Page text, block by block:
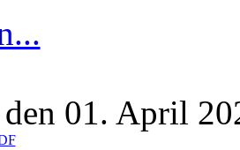
01. April